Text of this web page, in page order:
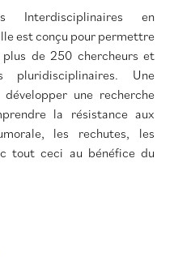
Interdisciplinaires en
est conçu pour permettre
de 250 chercheurs et
pluridisciplinaires. Une
une recherche
la résistance aux
les rechutes, les
tout ceci au bénéfice du